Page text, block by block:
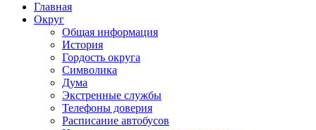
Главная
Округ
Общая информация
История
Гордость округа
Символика
Дума
Экстренные службы
Телефоны доверия
Расписание автобусов